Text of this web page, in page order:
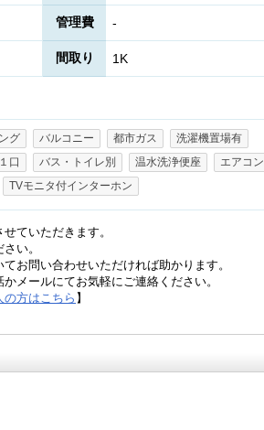
管理費 -
間取り 1K
グ バルコニー 都市ガス
洗濯機置場有
口 バス・トイレ別 温水洗浄便座
エアコン
TVモニタ付インターホン
ていただきます。
い。
お問い合わせいただければ助かります。
メールにてお気軽にご連絡ください。
の方はこちら 】